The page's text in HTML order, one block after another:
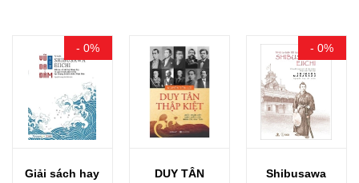
- 0%
Giải sách hay
DUY TÂN
- 0%
Shibusawa